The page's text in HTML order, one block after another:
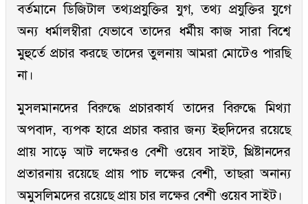
বর্তমানে ডিজিটাল তথ্যপ্রযুক্তির যুগ, তথ্য প্রযুক্তির যুগে
অন্য ধর্মালম্বীরা যেভাবে তাদের ধর্মীয় কাজ সারা বিশ্বে
মুহুর্তে প্রচার করছে তাদের তুলনায় আমরা মোটেও পারছি
না।
মুসলমানদের বিরুদ্ধে প্রচারকার্য তাদের বিরুদ্ধে মিথ্যা
অপবাদ, ব্যপক হারে প্রচার করার জন্য ইহুদিদের রয়েছে
প্রায় সাড়ে আট লক্ষেরও বেশী ওয়েব সাইট, খ্রিষ্টানদের
প্রতারনায় রয়েছে প্রায় পাচ লক্ষের বেশী, তাছরা অনান্য
অমুসলিমদের রয়েছে প্রায় চার লক্ষের বেশী ওয়েব সাইট।